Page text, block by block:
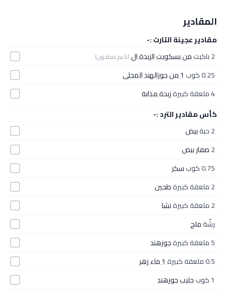
المقادير
مقادير عجينة التارت :-
2 باكيت
من بسكويت الزبدة ال(ناعم مطحون)
0.25 كوب
1 من جوزالهند المحلى
4 ملعقة كبيرة
زبدة مذابة
كأس مقادير الترد :-
2 حبة
بيض
2صفار بيض
0.75 كوب
سكر
2 ملعقة كبيرة
طحين
2 ملعقة كبيرة
نشا
رشّةملح
5 ملعقة كبيرة
جوزهند
0.5 ملعقة كبيرة
1 ماء زهر
1 كوب
حليب جوزهند